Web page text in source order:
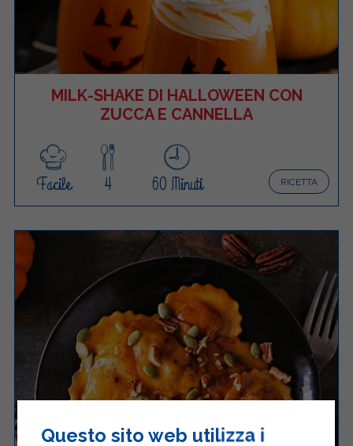
MILK-SHAKE DI HALLOWEEN CON
ZUCCA E CANNELLA
RICETTA
Facile 4 60 Minuti
Questo sito web utilizza i